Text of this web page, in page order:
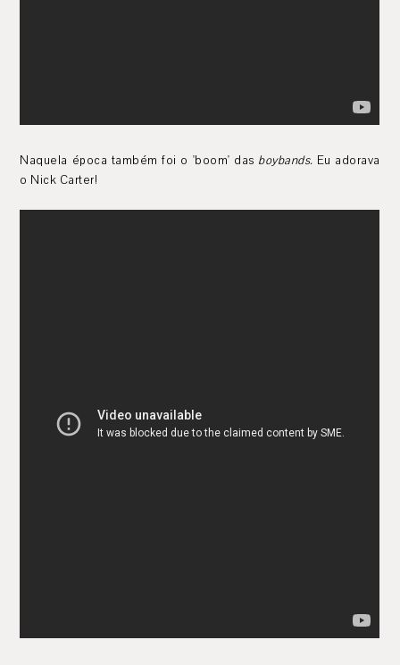
Naquela época também foi o 'boom' das boybands. Eu adorava
o Nick Carter!